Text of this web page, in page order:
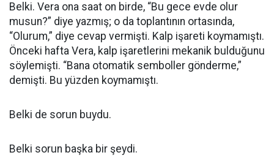
Belki. Vera ona saat on birde, “Bu gece evde olur
musun?” diye yazmış; o da toplantının ortasında,
“Olurum,” diye cevap vermişti. Kalp işareti koymamıştı.
Önceki hafta Vera, kalp işaretlerini mekanik bulduğunu
söylemişti. “Bana otomatik semboller gönderme,”
demişti. Bu yüzden koymamıştı.
Belki de sorun buydu.
Belki sorun başka bir şeydi.